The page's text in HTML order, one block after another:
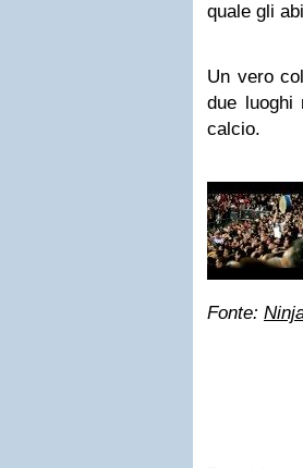
quale gli
Un vero
due luoghi
calcio.
Fonte: